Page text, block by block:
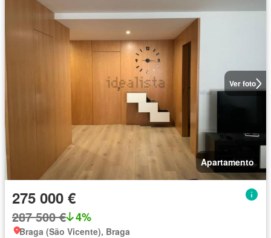
Ver foto
Apartamento
275 000 €
287 500 € 4%
Braga (São Vicente), Braga